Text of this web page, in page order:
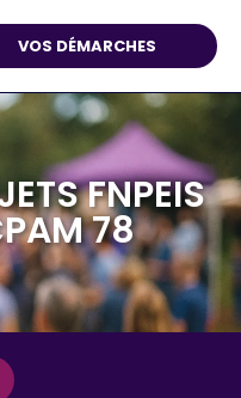
VOS DÉMARCHES
FNPEIS
78